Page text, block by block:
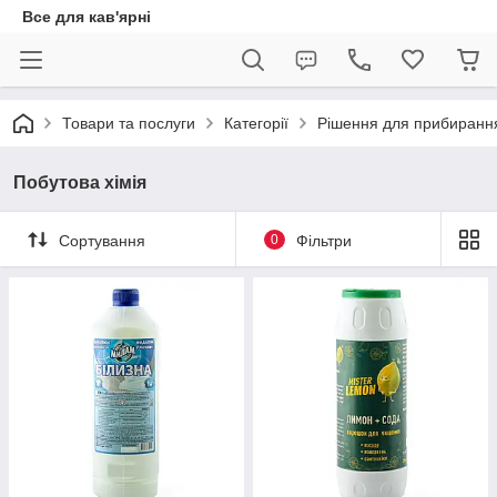
Все для кав'ярні
Товари та послуги Категорії Рішення для
Побутова хімія
Сортування 0 Фільтри